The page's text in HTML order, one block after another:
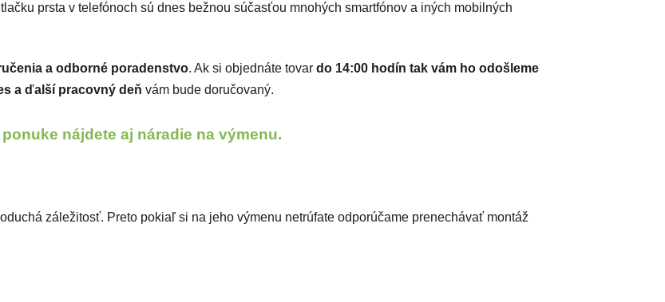
prsta v telefónoch sú dnes bežnou súčasťou mnohých smartfónov a iných mobilných
a odborné poradenstvo. Ak si objednáte tovar do 14:00 hodín tak vám ho odošleme
a ďalší pracovný deň vám bude doručovaný.
nájdete aj náradie na výmenu.
záležitosť. Preto pokiaľ si na jeho výmenu netrúfate odporúčame prenechávať montáž